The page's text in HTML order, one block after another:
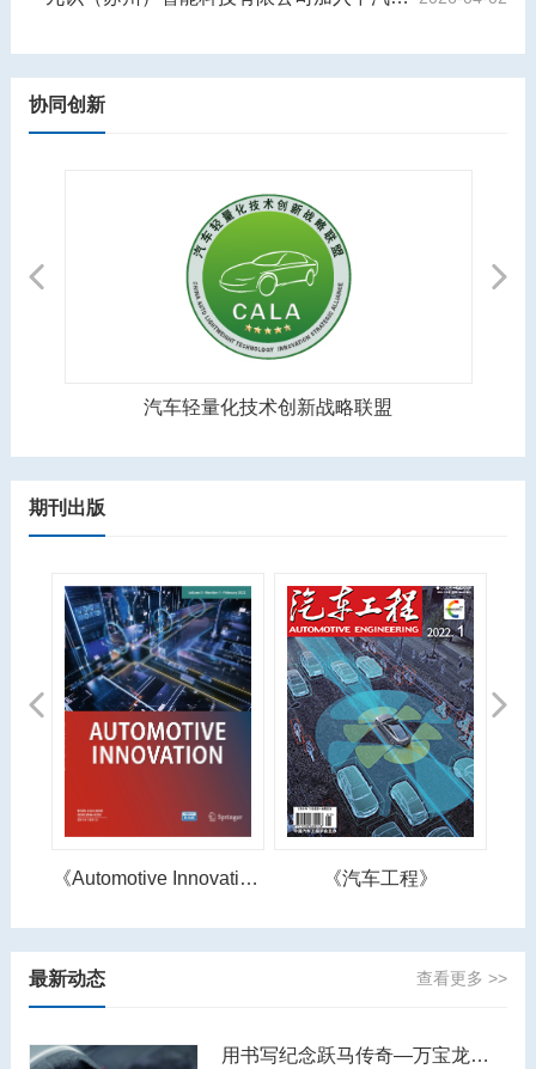
协同创新
Previous
中国汽车制造装备创新联盟
Next
期刊出版
Previous
《汽车工程》 《汽车之友》
Next
最新动态 查看更多 >>
用书写纪念跃马传奇—万宝龙著名人物系列恩佐·法拉利特别款书写工具